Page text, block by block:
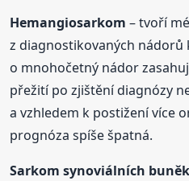
Hemangiosarkom – tvoří
z diagnostikovaných nádorů
o mnohočetný nádor
přežití po zjištění diagnózy
a vzhledem k postižení více
prognóza spíše špatná.
Sarkom synoviálních buněk